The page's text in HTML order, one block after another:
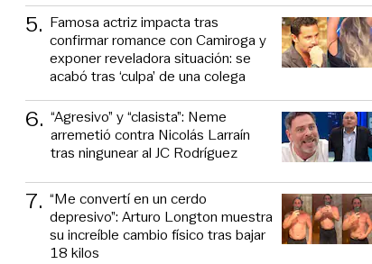
5. Famosa actriz impacta tras
confirmar romance con Camiroga y
exponer reveladora situación: se
acabó tras ‘culpa’ de una colega
6. “Agresivo” y “clasista”: Neme
arremetió contra Nicolás Larraín
tras ningunear al JC Rodríguez
7. “Me convertí en un cerdo
depresivo”: Arturo Longton muestra
su increíble cambio físico tras bajar
18 kilos